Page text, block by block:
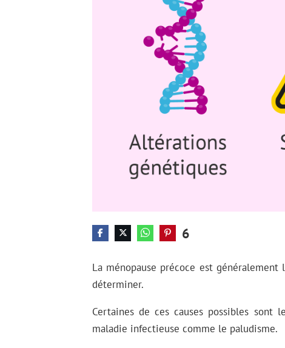
6
La ménopause précoce est
déterminer.
Certaines de ces causes possibles sont
maladie infectieuse comme le paludisme.